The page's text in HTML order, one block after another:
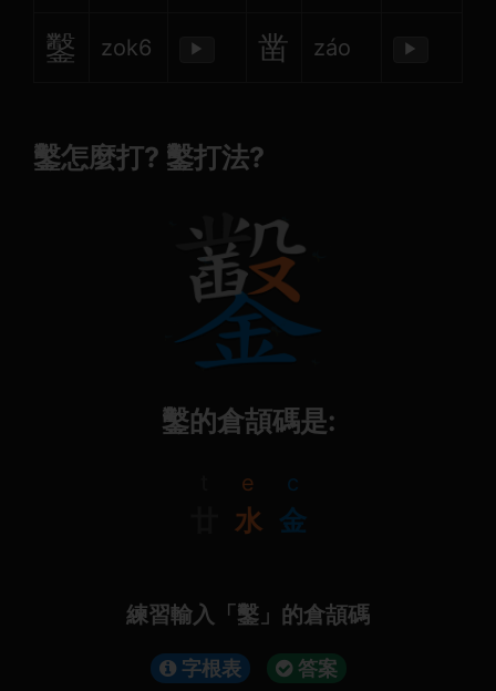
鑿 zok6 ▶ 凿 záo ▶
鑿怎麼打? 鑿打法?
鑿的倉頡碼是:
e
水
c
金
練習輸入「鑿」的倉頡碼
字根表 答案